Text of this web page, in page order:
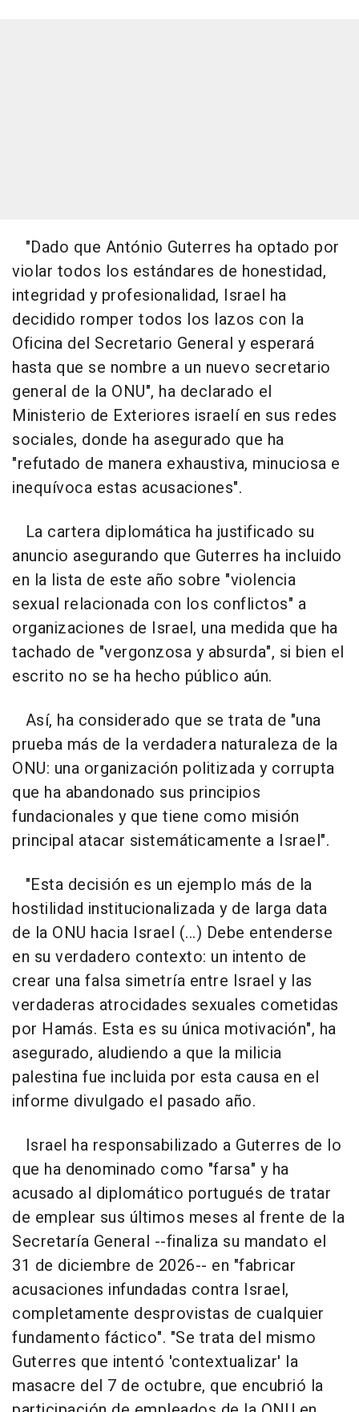
"Dado que António Guterres ha optado por
violar todos los estándares de honestidad,
integridad y profesionalidad, Israel ha
decidido romper todos los lazos con la
Oficina del Secretario General y esperará
hasta que se nombre a un nuevo secretario
general de la ONU", ha declarado el
Ministerio de Exteriores israelí en sus redes
sociales, donde ha asegurado que ha
"refutado de manera exhaustiva, minuciosa e
inequívoca estas acusaciones".
La cartera diplomática ha justificado su
anuncio asegurando que Guterres ha incluido
en la lista de este año sobre "violencia
sexual relacionada con los conflictos" a
organizaciones de Israel, una medida que ha
tachado de "vergonzosa y absurda", si bien el
escrito no se ha hecho público aún.
Así, ha considerado que se trata de "una
prueba más de la verdadera naturaleza de la
ONU: una organización politizada y corrupta
que ha abandonado sus principios
fundacionales y que tiene como misión
principal atacar sistemáticamente a Israel".
"Esta decisión es un ejemplo más de la
hostilidad institucionalizada y de larga data
de la ONU hacia Israel (...) Debe entenderse
en su verdadero contexto: un intento de
crear una falsa simetría entre Israel y las
verdaderas atrocidades sexuales cometidas
por Hamás. Esta es su única motivación", ha
asegurado, aludiendo a que la milicia
palestina fue incluida por esta causa en el
informe divulgado el pasado año.
Israel ha responsabilizado a Guterres de lo
que ha denominado como "farsa" y ha
acusado al diplomático portugués de tratar
de emplear sus últimos meses al frente de la
Secretaría General --finaliza su mandato el
31 de diciembre de 2026-- en "fabricar
acusaciones infundadas contra Israel,
completamente desprovistas de cualquier
fundamento fáctico". "Se trata del mismo
Guterres que intentó 'contextualizar' la
masacre del 7 de octubre, que encubrió la